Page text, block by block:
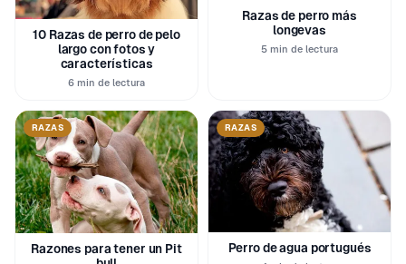
10 Razas de perro de pelo
largo con fotos y
características
6 min de lectura
Razas de perro más
longevas
5 min de lectura
RAZAS
Razones para tener un Pit
RAZAS
Perro de agua portugués